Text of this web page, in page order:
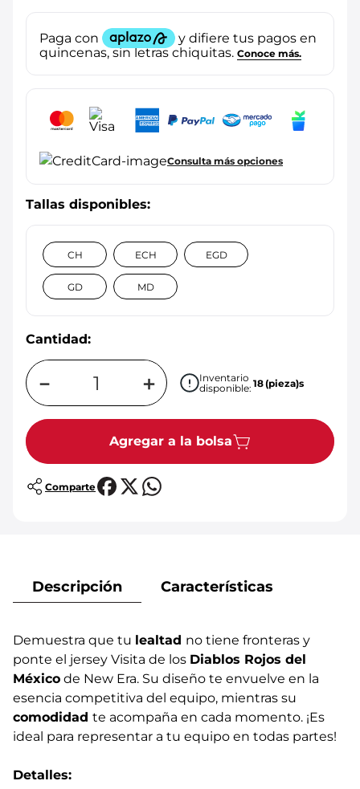
Consulta más opciones
CH ECH EGD
GD MD
Cantidad:
＋
－
Inventario
disponible: 18(pieza)s
Agregar a la bolsa
Comparte
Descripción Características
Demuestra que tu lealtad no tiene fronteras y
ponte el jersey Visita de los Diablos Rojos del
México de New Era. Su diseño te envuelve en la
esencia competitiva del equipo, mientras su
comodidad te acompaña en cada momento. ¡Es
ideal para representar a tu equipo en todas partes!
Detalles: